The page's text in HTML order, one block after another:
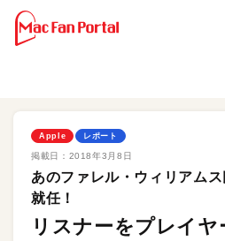
Apple レポート
掲載日： 2018年3月8日
あのファレル・ウィリアム
就任！
リスナーをプレイ